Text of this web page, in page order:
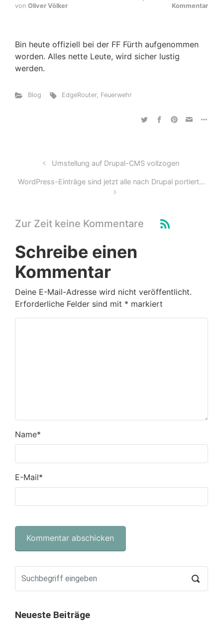
von Oliver Völker
Kommentar
Bin heute offiziell bei der FF Fürth aufgenommen
worden. Alles nette Leute, wird sicher lustig
werden.
Blog EdgeRouter, Feuerwehr
Umstellung auf Drupal-CMS vollzogen
WordPress-Einträge sind jetzt alle nach Drupal portiert…
Zur Zeit keine Kommentare
Schreibe einen
Kommentar
Deine E-Mail-Adresse wird nicht veröffentlicht.
Erforderliche Felder sind mit * markiert
Name*
E-Mail*
Neueste Beiträge